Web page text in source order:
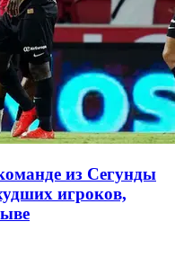
из Сегунды
игроков,